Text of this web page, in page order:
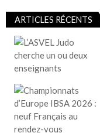
d
e
s
p
u
b
l
i
ARTICLES RÉCENTS